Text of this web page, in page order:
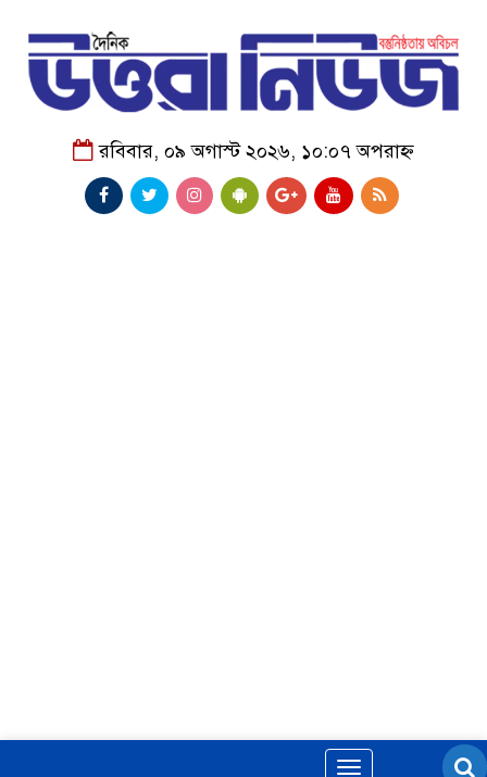
রবিবার, ০৯ অগাস্ট ২০২৬, ১০:০৭ অপরাহ্ন
Toggle